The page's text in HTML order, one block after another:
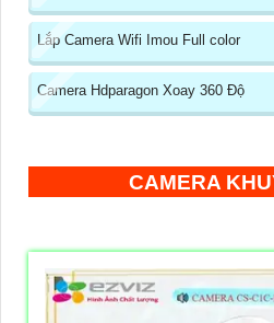
Lắp Camera Wifi Imou Full color
Camera Hdparagon Xoay 360 Độ
CAMERA